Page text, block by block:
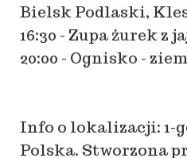
Bielsk Podlaski,
16:30 - Zupa żurek z
20:00 - Ognisko -
Info o lokalizacji: 1-
Polska. Stworzona